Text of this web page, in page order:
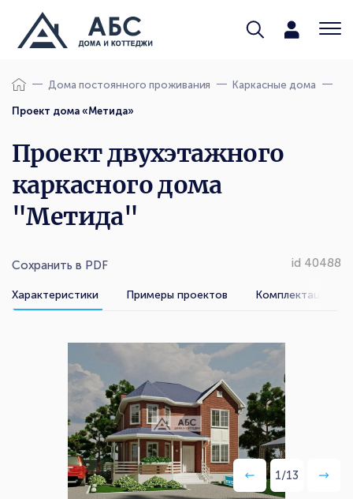
Дома постоянного проживания Каркасные дома
Проект дома «Метида»
Проект двухэтажного
каркасного дома
"Метида"
Сохранить в PDF id 40488
Характеристики Примеры проектов Комплектации
1/13